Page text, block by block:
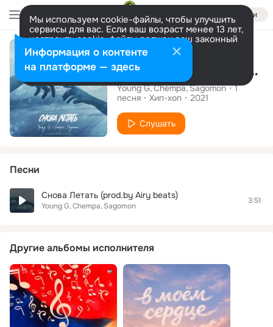
Войти
Мы используем cookie-файлы, чтобы улучшить
сервисы для вас. Если ваш возраст менее 13 лет,
настроить cookie-файлы должен ваш законный
представитель. Больше информации
Разрешить все Настроить
Сингл
Снова Летать (prod.by Airy beats)
Young G Chempa Sagomon
1
песня
Хип-хоп 2021
Слушать
Песни
Снова Летать (prod.by Airy beats)
Young G Chempa Sagomon
3:51
Другие альбомы исполнителя
Информация о контенте
на платформе — здесь